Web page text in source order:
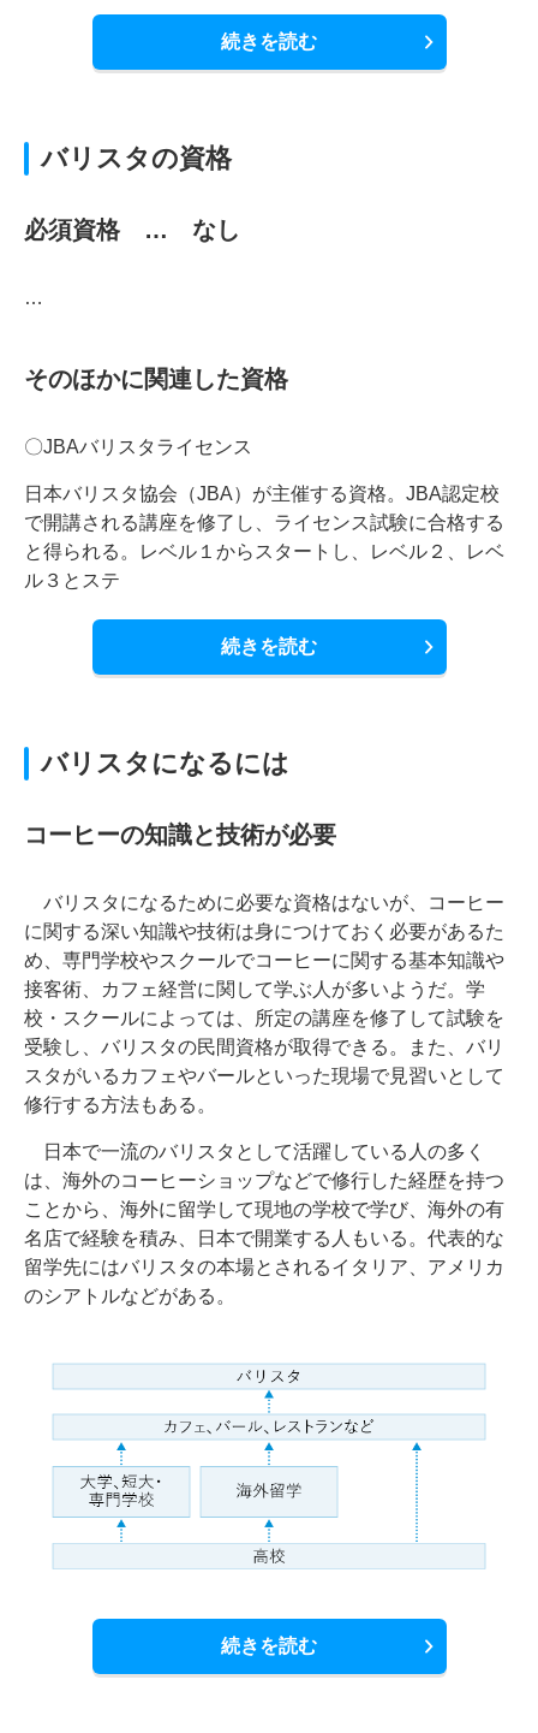
続きを読む
バリスタの資格
必須資格 … なし
…
そのほかに関連した資格
〇JBAバリスタライセンス
日本バリスタ協会（JBA）が主催する資格。JBA認定校
で開講される講座を修了し、ライセンス試験に合格する
と得られる。レベル１からスタートし、レベル２、レベ
ル３とステ
続きを読む
バリスタになるには
コーヒーの知識と技術が必要
バリスタになるために必要な資格はないが、コーヒー
に関する深い知識や技術は身につけておく必要があるた
め、専門学校やスクールでコーヒーに関する基本知識や
接客術、カフェ経営に関して学ぶ人が多いようだ。学
校・スクールによっては、所定の講座を修了して試験を
受験し、バリスタの民間資格が取得できる。また、バリ
スタがいるカフェやバールといった現場で見習いとして
修行する方法もある。
日本で一流のバリスタとして活躍している人の多く
は、海外のコーヒーショップなどで修行した経歴を持つ
ことから、海外に留学して現地の学校で学び、海外の有
名店で経験を積み、日本で開業する人もいる。代表的な
留学先にはバリスタの本場とされるイタリア、アメリカ
のシアトルなどがある。
続きを読む